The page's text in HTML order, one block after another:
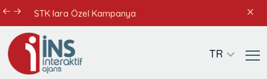
STK lara Özel Kampanya
TR